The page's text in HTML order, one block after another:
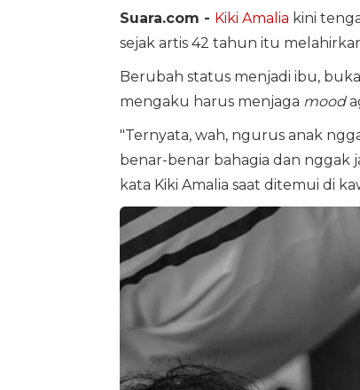
Suara.com - Kiki Amalia kini
sejak artis 42 tahun itu
Berubah status menjadi ibu,
mengaku harus menjaga mood
"Ternyata, wah, ngurus anak
benar-benar bahagia dan nggak
kata Kiki Amalia saat ditemui di